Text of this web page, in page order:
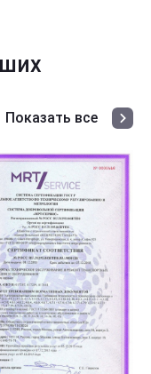
Показать все